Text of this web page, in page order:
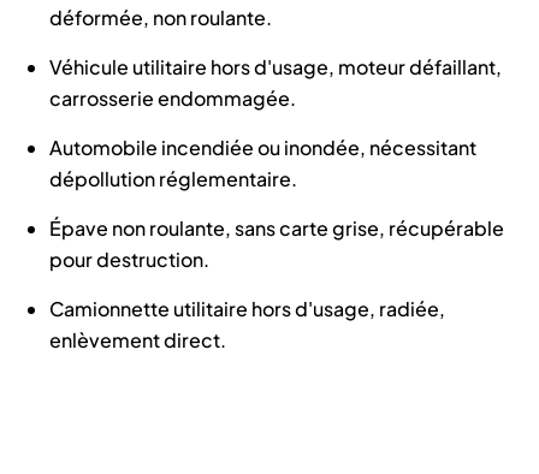
déformée, non roulante.
Véhicule utilitaire hors d'usage, moteur défaillant,
carrosserie endommagée.
Automobile incendiée ou inondée, nécessitant
dépollution réglementaire.
Épave non roulante, sans carte grise, récupérable
pour destruction.
Camionnette utilitaire hors d'usage, radiée,
enlèvement direct.